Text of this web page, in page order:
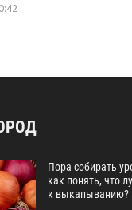
Пора собирать
как понять, что
к выкапыванию?